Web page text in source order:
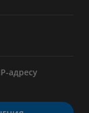
адресу